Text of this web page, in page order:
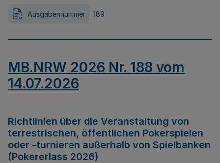
Ausgabennummer 189
MB.NRW 2026 Nr. 188 vom
14.07.2026
Richtlinien über die Veranstaltung von
terrestrischen, öffentlichen Pokerspielen
oder -turnieren außerhalb von Spielbanken
(Pokererlass 2026)